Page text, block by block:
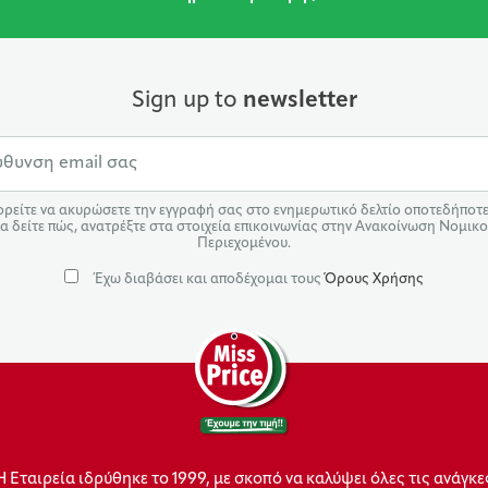
Sign up to newsletter
να ακυρώσετε την εγγραφή σας στο ενημερωτικό δελτίο
δείτε πώς, ανατρέξτε στα στοιχεία επικοινωνίας στην Ανακοίνωση
Περιεχομένου.
Έχω διαβάσει και αποδέχομαι τουςΌρους Χρήσης
Εταιρεία ιδρύθηκε το 1999, με σκοπό να καλύψει όλες τις